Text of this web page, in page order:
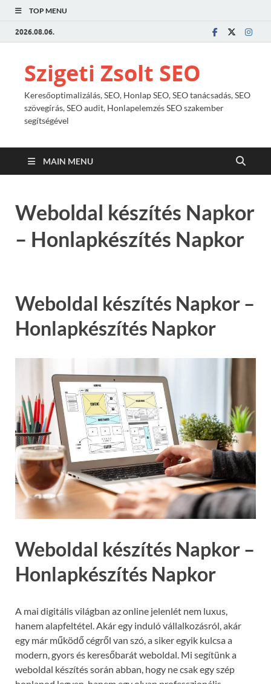
TOP MENU
2026.08.06.
Szigeti Zsolt SEO
Keresőoptimalizálás, SEO, Honlap SEO, SEO tanácsadás, SEO
szövegírás, SEO audit, Honlapelemzés SEO szakember
segítségével
MAIN MENU
Weboldal készítés Napkor
– Honlapkészítés Napkor
Weboldal készítés Napkor –
Honlapkészítés Napkor
Weboldal készítés Napkor –
Honlapkészítés Napkor
A mai digitális világban az online jelenlét nem luxus,
hanem alapfeltétel. Akár egy induló vállalkozásról, akár
egy már működő cégről van szó, a siker egyik kulcsa a
modern, gyors és keresőbarát weboldal. Mi segítünk a
weboldal készítés során abban, hogy ne csak egy szép